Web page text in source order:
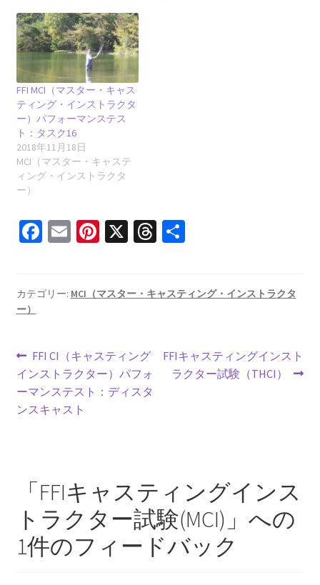
FFI MCI（マスター・キャス
ティング・インストラクタ
ー）パフォーマンステス
ト：タスク16
2018年11月18日
MCI（マスター・キャステ
ィング・インストラクタ
ー）
Fa
o
k
E
l
Pi
es
X T
ds
共
カテゴリー: MCI（マスター・キャスティング・インストラクタ
ー）
投
稿
ナ
ー
シ
ョ
前
の
投
稿:
FFI CI（キャスティング
インストラクター）パフォ
ーマンステスト：ディスタ
ンスキャスト
次
の
FFIキャスティングインスト
ラクター試験（THCI）
「FFIキャスティングインス
トラクター試験(MCI) 」への
1件のフィードバック